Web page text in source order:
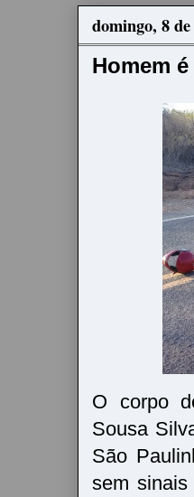
domingo, 8
Homem
O corpo
Sousa
São
sem